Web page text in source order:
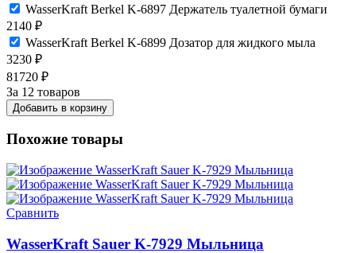
WasserKraft Berkel K-6897 Держатель туалетной бумаги
2140 ₽
WasserKraft Berkel K-6899 Дозатор для жидкого мыла
3230 ₽
81720 ₽
За 12 товаров
Добавить в корзину
Похожие товары
Сравнить
WasserKraft Sauer K-7929 Мыльница